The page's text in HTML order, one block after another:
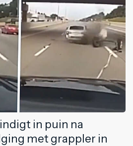
in puin na
met grappler in